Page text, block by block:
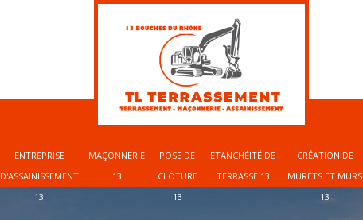
ENTREPRISE
D'ASSAINISSEMENT
13
MAÇONNERIE
13
POSE DE
CLÔTURE
13
ETANCHÉITÉ DE
TERRASSE 13
CRÉATION DE
MURETS ET MURS
13